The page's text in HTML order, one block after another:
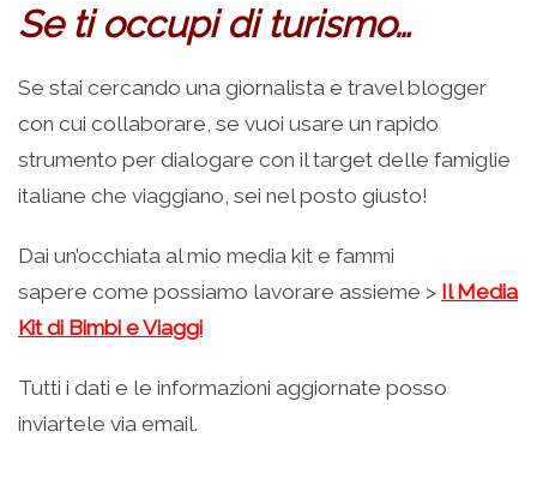
Se ti occupi di turismo…
Se stai cercando una giornalista e travel blogger
con cui collaborare, se vuoi usare un rapido
strumento per dialogare con il target delle famiglie
italiane che viaggiano, sei nel posto giusto!
Dai un’occhiata al mio media kit e fammi
sapere come possiamo lavorare assieme > Il Media
Kit di Bimbi e Viaggi
Tutti i dati e le informazioni aggiornate posso
inviartele via email.